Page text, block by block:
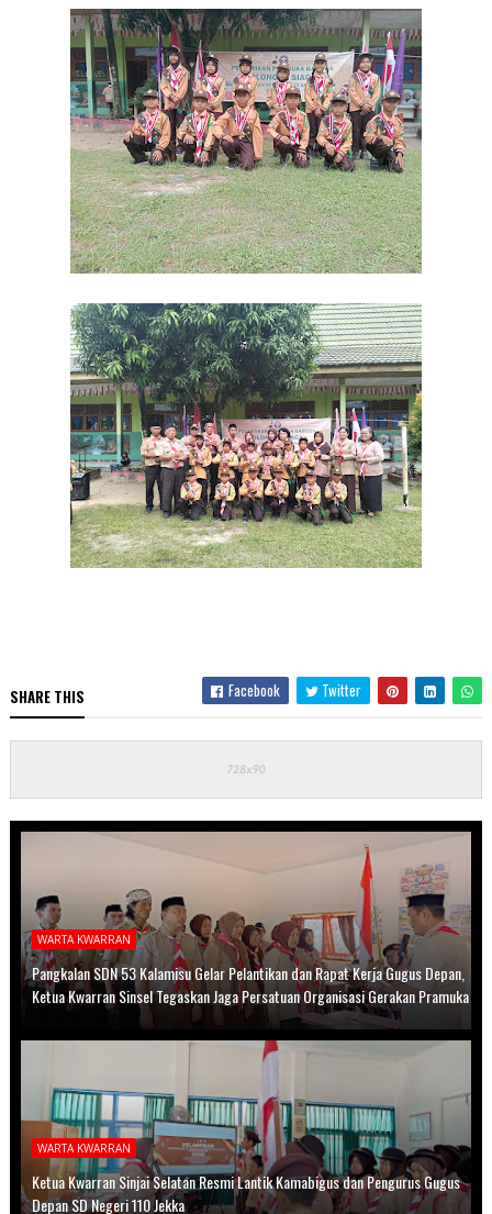
SHARE THIS Facebook Twitter
WARTA KWARRAN
Pangkalan SDN 53 Kalamisu Gelar Pelantikan dan Rapat Kerja Gugus Depan,
Ketua Kwarran Sinsel Tegaskan Jaga Persatuan Organisasi Gerakan Pramuka
WARTA KWARRAN
Ketua Kwarran Sinjai Selatan Resmi Lantik Kamabigus dan Pengurus Gugus
Depan SD Negeri 110 Jekka